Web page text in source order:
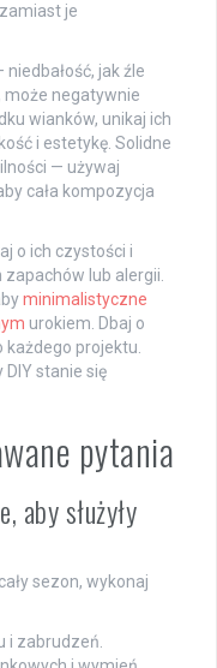
je
jak źle
negatywnie
wianków, unikaj ich
i estetykę. Solidne
— używaj
cała kompozycja
o ich czystości i
lub alergii.
minimalistyczne
urokiem. Dbaj o
projektu.
stanie się
pytania
aby służyły
sezon, wykonaj
i zabrudzeń.